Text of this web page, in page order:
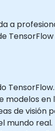
TensorFlow.
modelos en
de visión
mundo real.